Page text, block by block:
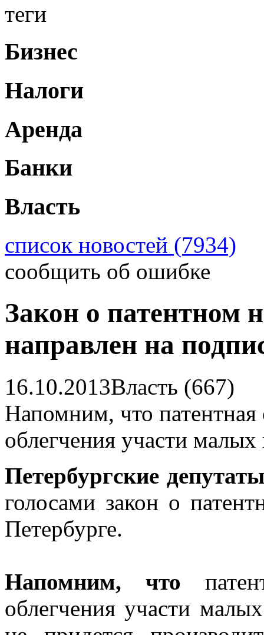
теги
Бизнес
Налоги
Аренда
Банки
Власть
список новостей (7934)
сообщить об ошибке
Закон о патентном
направлен на
16.10.2013Власть (667)
Напомним, что патентная
облегчения участи
Петербургские
голосами закон о
Петербурге.
Напомним, что
облегчения участи